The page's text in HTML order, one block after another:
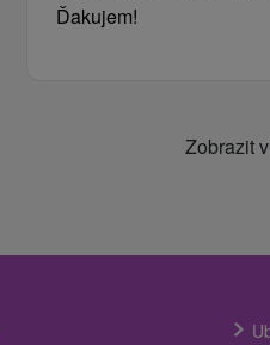
Ďakujem!
Zobrazit